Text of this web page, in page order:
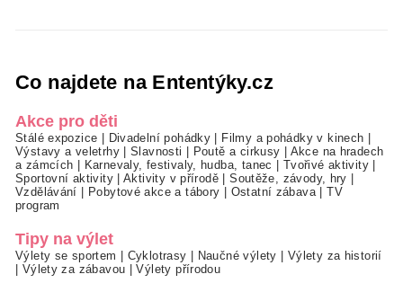
Co najdete na Ententýky.cz
Akce pro děti
Stálé expozice | Divadelní pohádky | Filmy a pohádky v kinech |
Výstavy a veletrhy|Slavnosti | Poutě a cirkusy | Akce na hradech
a zámcích | Karnevaly, festivaly, hudba, tanec | Tvořivé aktivity |
Sportovní aktivity|Aktivity v přírodě |Soutěže, závody, hry |
Vzdělávání | Pobytové akce a tábory | Ostatní zábava |TV
program
Tipy na výlet
Výlety se sportem | Cyklotrasy | Naučné výlety | Výlety za historií
| Výlety za zábavou |Výlety přírodou